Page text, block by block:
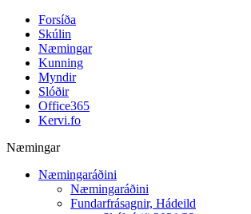
Forsíða
Skúlin
Næmingar
Kunning
Myndir
Slóðir
Office365
Kervi.fo
Næmingar
Næmingaráðini
Næmingaráðini
Fundarfrásagnir, Hádeild